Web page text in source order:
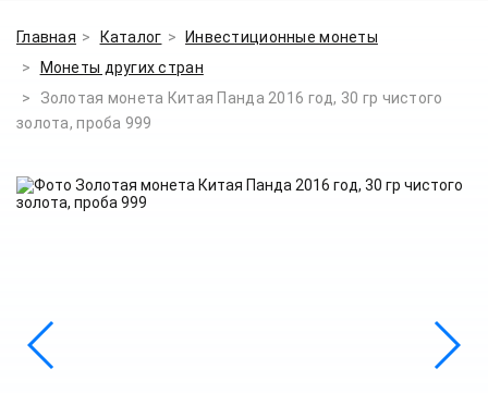
Главная Каталог
Инвестиционные монеты
Монеты других стран
Золотая монета Китая Панда 2016 год, 30 гр чистого
золота, проба 999